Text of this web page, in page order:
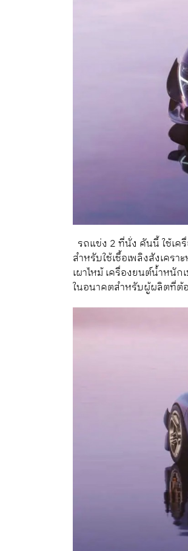
รถแข่ง 2 ที่นั่ง คันนี้ ใช้เ
สำหรับใช้เชื้อเพลิงสังเคร
เผาไหม้ เครื่องยนต์น้ำหนั
ในอนาคตสำหรับผู้ผลิตที่ต้